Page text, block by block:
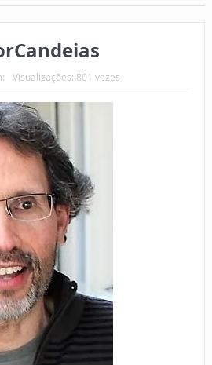
Visualizações: 801 vezes